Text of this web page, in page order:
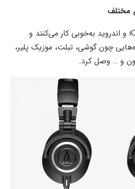
مختلف
هر دو مدل با ویندوز، iOS و اندروید به‌خوبی کار می‌کنند و
چون گوشی، تبلت، موزیک پلیر،
و … وصل کرد.